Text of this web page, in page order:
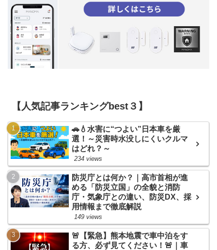
【人気記事ランキングbest３】
🚗💧水害に“つよい”日本車を厳
選！～災害時水没しにくいクルマ
はどれ？～
234 views
防災庁とは何か？｜高市首相が進
める「防災立国」の全貌と消防
庁・気象庁との違い、防災DX、採
用情報まで徹底解説
149 views
🚨【緊急】熊本地震で車中泊をす
る方、必ず見てください！🚨｜車